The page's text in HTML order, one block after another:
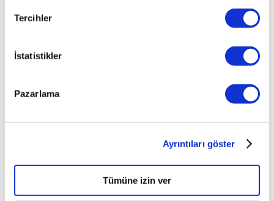
Tercihler
İstatistikler
Pazarlama
Ayrıntıları göster
Tümüne izin ver
(105)
MEGANE III
MEGANE III
EDITION 1.4T
COUPE COLOR
E5